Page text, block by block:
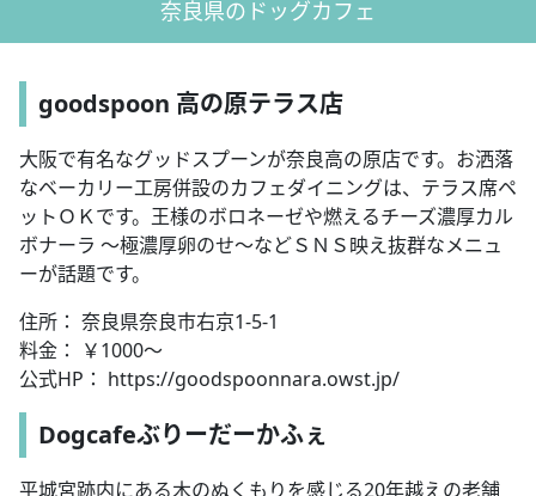
奈良県のドッグカフェ
goodspoon 高の原テラス店
大阪で有名なグッドスプーンが奈良高の原店です。お洒落
なベーカリー工房併設のカフェダイニングは、テラス席ペ
ットＯＫです。王様のボロネーゼや燃えるチーズ濃厚カル
ボナーラ ～極濃厚卵のせ～などＳＮＳ映え抜群なメニュ
ーが話題です。
住所： 奈良県奈良市右京1-5-1
料金： ￥1000～
公式HP： https://goodspoonnara.owst.jp/
Dogcafeぶりーだーかふぇ
平城宮跡内にある木のぬくもりを感じる20年越えの老舗